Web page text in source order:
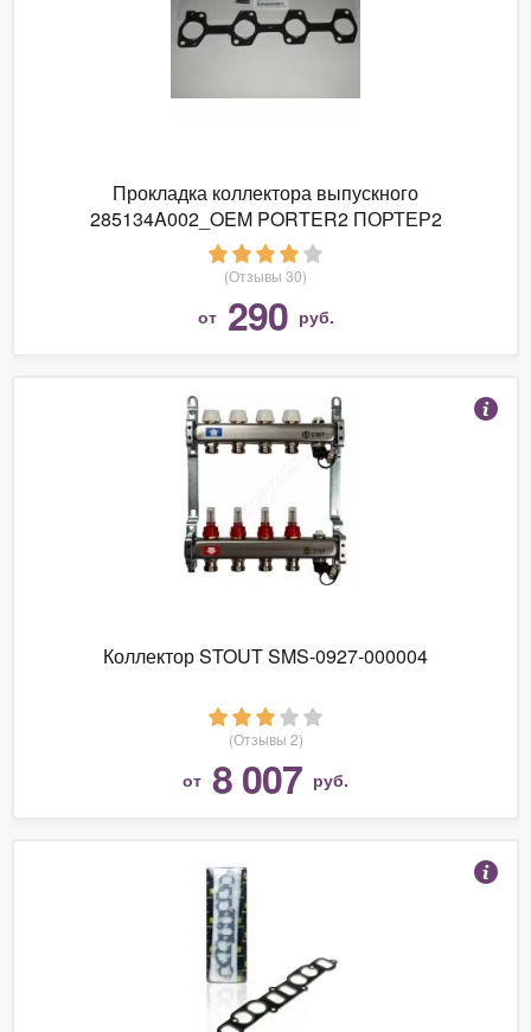
Прокладка коллектора выпускного
285134A002_OEM PORTER2 ПОРТЕР2
(Отзывы 30)
от 290 руб.
Коллектор STOUT SMS-0927-000004
(Отзывы 2)
от 8 007 руб.